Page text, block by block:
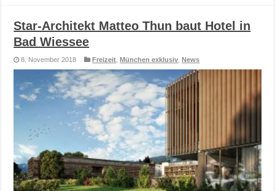
Star-Architekt Matteo Thun baut Hotel in
Bad Wiessee
8. November 2018 Freizeit ,München exklusiv ,News